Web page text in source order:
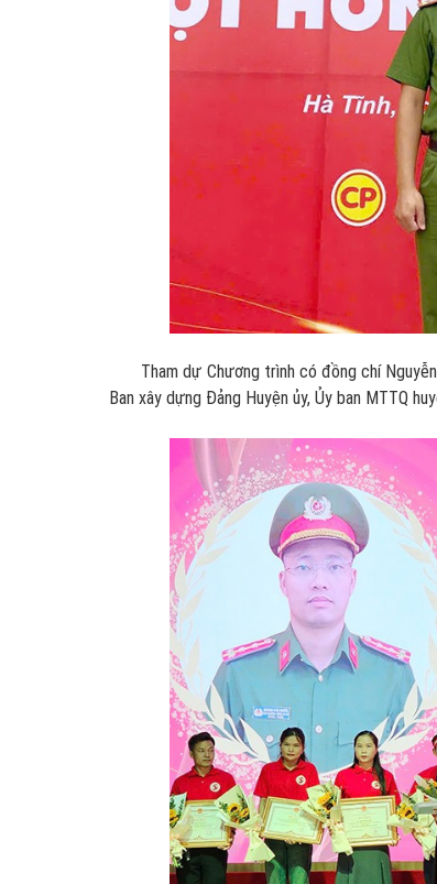
Tham dự Chương trình có đồng chí Nguyễn
Ban xây dựng Đảng Huyện ủy, Ủy ban MTTQ